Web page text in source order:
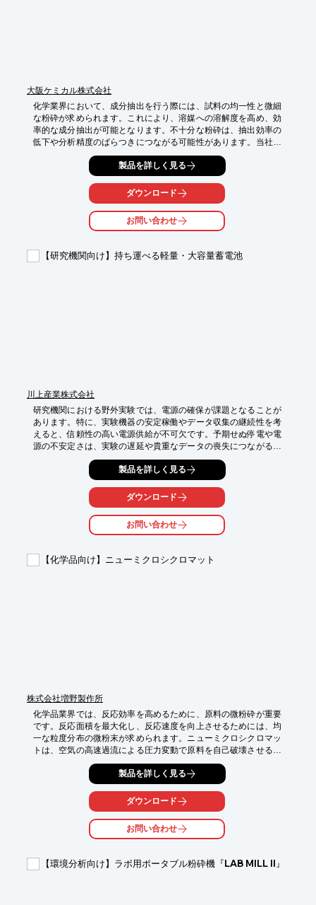
大阪ケミカル株式会社
化学業界において、成分抽出を行う際には、試料の均一性と微細
な粉砕が求められます。これにより、溶媒への溶解度を高め、効
率的な成分抽出が可能となります。不十分な粉砕は、抽出効率の
低下や分析精度のばらつきにつながる可能性があります。当社の
ラボ用ポータブル粉砕機『LAB MILL II』は、ハイパワーで短時間
かつ均一な粉砕を実現し、成分抽出の効率化をサポートします。
【活用シーン】
・植物由来成分の抽出前処理
・医薬品原料の粉砕
・各種化合物の微粉砕
・成分抽出効率の向上
製品を詳しく見る
ダウンロード
お問い合わせ
【研究機関向け】持ち運べる軽量・大容量蓄電池
川上産業株式会社
研究機関における野外実験では、電源の確保が課題となることが
あります。特に、実験機器の安定稼働やデータ収集の継続性を考
えると、信頼性の高い電源供給が不可欠です。予期せぬ停電や電
源の不安定さは、実験の遅延や貴重なデータの喪失につながる可
能性があります。当社のポータブル蓄電池は、このような状況下
でも、実験に必要な電力を安定して供給し、研究活動をサポート
【活用シーン】
・遠隔地での観測機器や測定機器への給電
・電源のない場所での実験装置の稼働
・緊急時のバックアップ電源
製品を詳しく見る
ダウンロード
お問い合わせ
【化学品向け】ニューミクロシクロマット
株式会社増野製作所
化学品業界では、反応効率を高めるために、原料の微粉砕が重要
です。反応面積を最大化し、反応速度を向上させるためには、均
一な粒度分布の微粉末が求められます。ニューミクロシクロマッ
トは、空気の高速過流による圧力変動で原料を自己破壊させる粉
砕機です。これにより、目的の粒度を得ることができ、反応効率
【活用シーン】
・化学反応プロセスの効率化
・原料の均一な混合
・反応速度の向上
・反応効率の向上
製品を詳しく見る
ダウンロード
お問い合わせ
【環境分析向け】ラボ用ポータブル粉砕機『LAB MILL II』